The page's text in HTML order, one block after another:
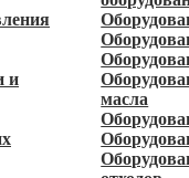
и
масла